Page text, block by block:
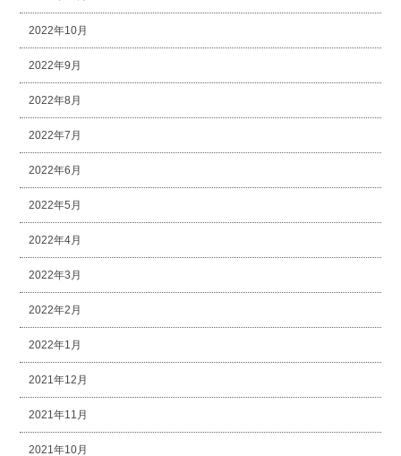
2022年10月
2022年9月
2022年8月
2022年7月
2022年6月
2022年5月
2022年4月
2022年3月
2022年2月
2022年1月
2021年12月
2021年11月
2021年10月